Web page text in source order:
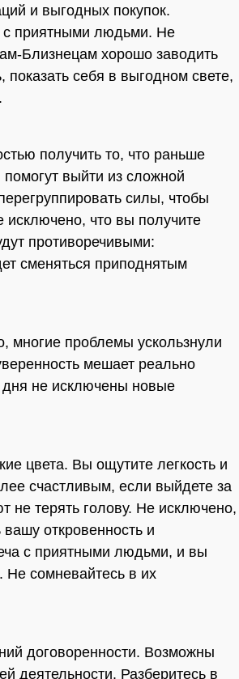
и выгодных покупок.
с приятными людьми. Не
Близнецам хорошо заводить
себя в выгодном свете,
получить то, что раньше
выйти из сложной
силы, чтобы
исключено, что вы получите
противоречивыми:
сменяться приподнятым
многие проблемы ускользнули
мешает реально
не исключены новые
цвета. Вы ощутите легкость и
счастливым, если выйдете за
не терять голову. Не исключено,
вашу откровенность и
с приятными людьми, и вы
Не сомневайтесь в их
договоренности. Возможны
деятельности. Разберитесь в